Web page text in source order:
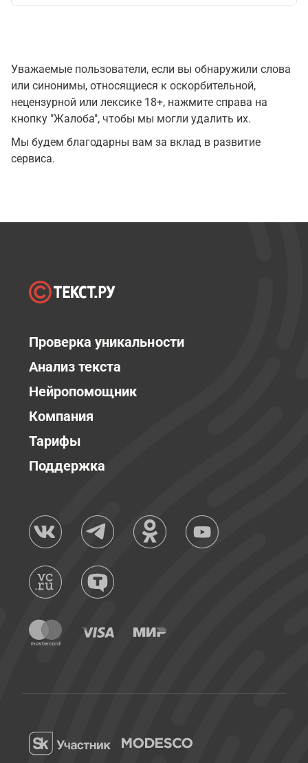
Уважаемые пользователи, если вы обнаружили слова
или синонимы, относящиеся к оскорбительной,
нецензурной или лексике 18+, нажмите справа на
кнопку "Жалоба", чтобы мы могли удалить их.
Мы будем благодарны вам за вклад в развитие
сервиса.
Проверка уникальности
Анализ текста
Нейропомощник
Компания
Тарифы
Поддержка